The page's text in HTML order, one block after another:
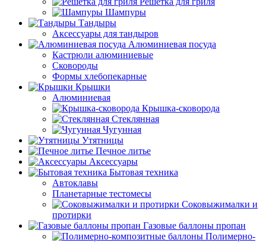
Шампуры
Тандыры
Аксессуары для тандыров
Алюминиевая посуда
Кастрюли алюминиевые
Сковороды
Формы хлебопекарные
Крышки
Алюминиевая
Крышка-сковорода
Стеклянная
Чугунная
Утятницы
Печное литье
Аксессуары
Бытовая техника
Автоклавы
Планетарные тестомесы
Соковыжималки и
протирки
Газовые баллоны пропан
Полимерно-